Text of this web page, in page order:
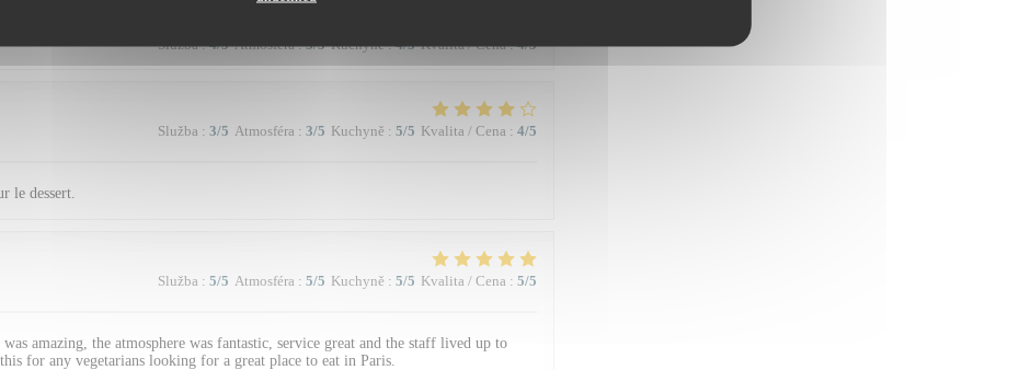
Služba: 4/5 Atmosféra: 3/5 Kuchyně: 4/5 Kvalita / Cena: 4/5
Služba : 3/5 Atmosféra : 3/5 Kuchyně : 5/5 Kvalita / Cena : 4/5
le dessert.
Služba : 5/5 Atmosféra : 5/5 Kuchyně : 5/5 Kvalita / Cena : 5/5
amazing, the atmosphere was fantastic, service great and the staff lived up to
for any vegetarians looking for a great place to eat in Paris.